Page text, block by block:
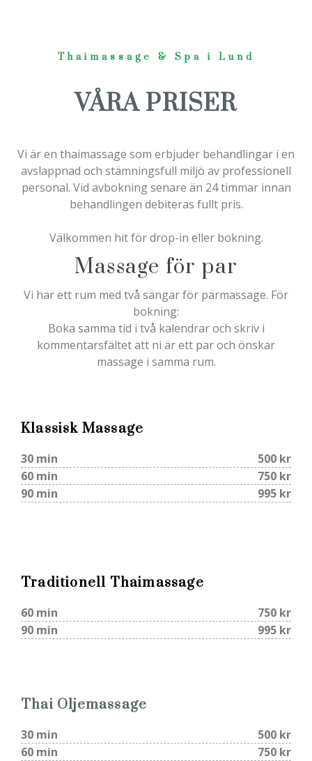
Thaimassage & Spa i Lund
VÅRA PRISER
Vi är en thaimassage som erbjuder behandlingar i en
avslappnad och stämningsfull miljö av professionell
personal. Vid avbokning senare än 24 timmar innan
behandlingen debiteras fullt pris.
Välkommen hit för drop-in eller bokning.
Massage för par
Vi har ett rum med två sängar för parmassage. För
bokning:
Boka samma tid i två kalendrar och skriv i
kommentarsfältet att ni är ett par och önskar
massage i samma rum.
Klassisk Massage
30 min
500 kr
60 min
750 kr
90 min
995 kr
Traditionell Thaimassage
60 min
750 kr
90 min
995 kr
Thai Oljemassage
30 min
500 kr
60 min
750 kr